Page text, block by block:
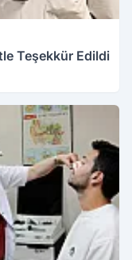
Teşekkür Edildi